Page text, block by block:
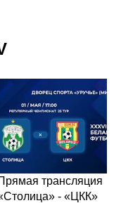
трансляция
- «ЦКК»